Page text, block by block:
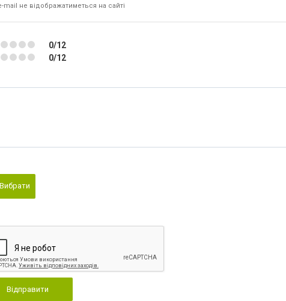
mail не відображатиметься на сайті
0/12
0/12
Вибрати
Відправити